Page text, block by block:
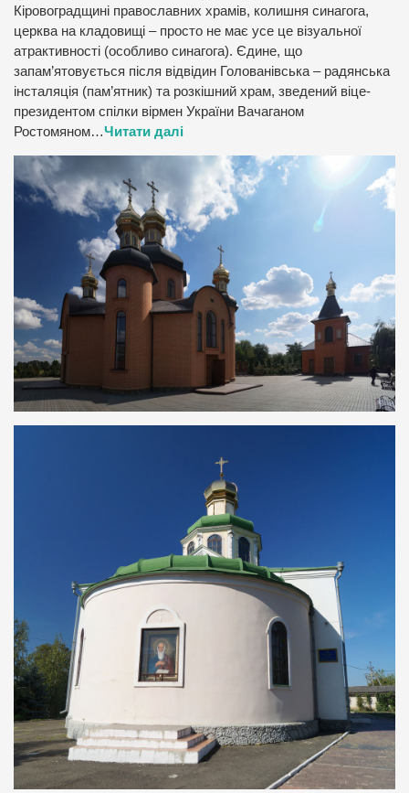
Кіровоградщині православних храмів, колишня синагога,
церква на кладовищі – просто не має усе це візуальної
атрактивності (особливо синагога). Єдине, що
запам’ятовується після відвідин Голованівська – радянська
інсталяція (пам’ятник) та розкішний храм, зведений віце-
президентом спілки вірмен України Вачаганом
Ростомяном…Читати далі